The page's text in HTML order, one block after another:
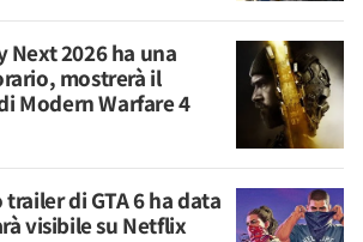
Next 2026 ha una
mostrerà il
Modern Warfare 4
di GTA 6 ha data
visibile su Netflix